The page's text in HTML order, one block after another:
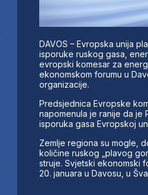
DAVOS – Evropska unija
isporuke ruskog gasa,
evropski komesar za
ekonomskom forumu u
organizacije.
Predsjednica Evropske
napomenula je ranije da je
isporuka gasa Evropskoj
Zemlje regiona su mogle,
količine ruskog „plavog
struje. Svjetski ekonomski
20. januara u Davosu, u